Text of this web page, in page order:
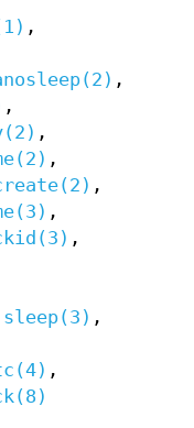
,
,
,
,
,
,
,
,
sleep(3) ,
,